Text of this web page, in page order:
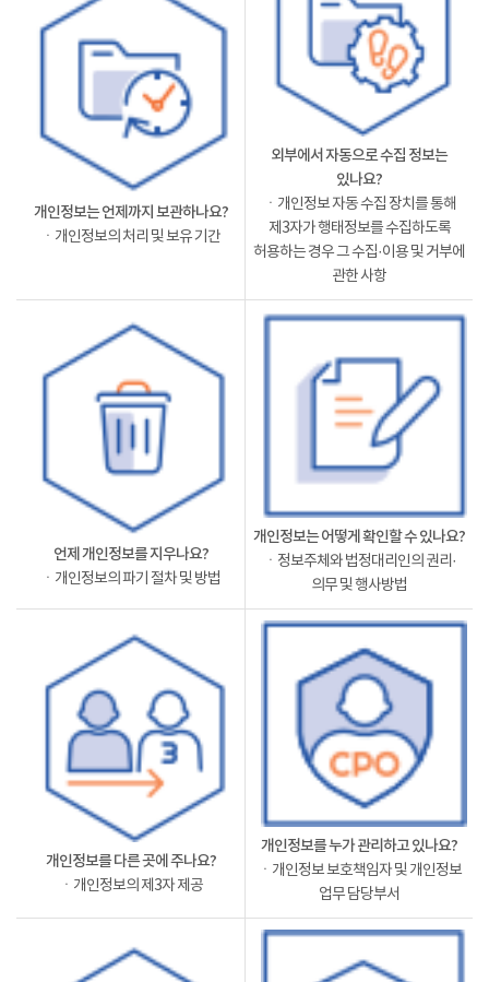
개인정보는 언제까지 보관하나요?
ㆍ개인정보의 처리 및 보유 기간
외부에서 자동으로 수집 정보는
있나요?
ㆍ개인정보 자동 수집 장치를 통해
제3자가 행태정보를 수집하도록
허용하는 경우 그 수집·이용 및 거부에
관한 사항
언제 개인정보를 지우나요?
ㆍ개인정보의 파기 절차 및 방법
개인정보는 어떻게 확인할 수 있나요?
ㆍ정보주체와 법정대리인의 권리·
의무 및 행사방법
개인정보를 다른 곳에 주나요?
ㆍ개인정보의 제3자 제공
개인정보를 누가 관리하고 있나요?
ㆍ개인정보 보호책임자 및 개인정보
업무 담당부서